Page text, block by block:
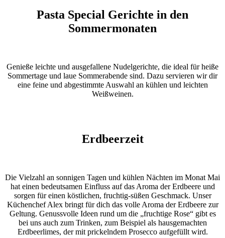
Pasta Special Gerichte in den
Sommermonaten
Genieße leichte und ausgefallene Nudelgerichte, die ideal für heiße
Sommertage und laue Sommerabende sind. Dazu servieren wir dir
eine feine und abgestimmte Auswahl an kühlen und leichten
Weißweinen.
Erdbeerzeit
Die Vielzahl an sonnigen Tagen und kühlen Nächten im Monat Mai
hat einen bedeutsamen Einfluss auf das Aroma der Erdbeere und
sorgen für einen köstlichen, fruchtig-süßen Geschmack. Unser
Küchenchef Alex bringt für dich das volle Aroma der Erdbeere zur
Geltung. Genussvolle Ideen rund um die „fruchtige Rose“ gibt es
bei uns auch zum Trinken, zum Beispiel als hausgemachten
Erdbeerlimes, der mit prickelndem Prosecco aufgefüllt wird.